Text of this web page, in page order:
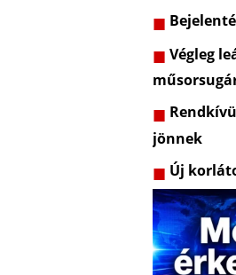
Végleg
jönnek
Új